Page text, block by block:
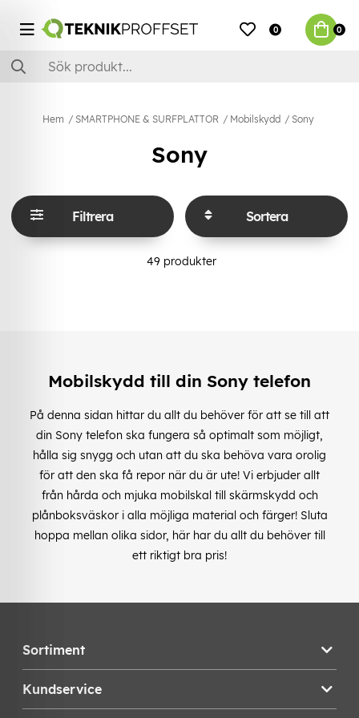
0 0
Hem SMARTPHONE & SURFPLATTOR Mobilskydd Sony
Sony
Filtrera Sortera
49produkter
Mobilskydd till din Sony telefon
På denna sidan hittar du allt du behöver för att se till att
din Sony telefon ska fungera så optimalt som möjligt,
hålla sig snygg och utan att du ska behöva vara orolig
för att den ska få repor när du är ute! Vi erbjuder allt
från hårda och mjuka mobilskal till skärmskydd och
plånboksväskor i alla möjliga material och färger! Sluta
hoppa mellan olika sidor, här har du allt du behöver till
ett riktigt bra pris!
Sortiment
Kundservice